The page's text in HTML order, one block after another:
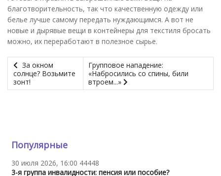
благотворительность, так что качественную одежду или
белье лучше самому передать нуждающимся. А вот не
новые и дырявые вещи в контейнеры для текстиля бросать
можно, их переработают в полезное сырье.
За окном
солнце? Возьмите
зонт!
Групповое нападение:
«Набросились со спины, били
втроем...»
Популярные
30 июля 2026, 16:00 44448
3-я группа инвалидности: пенсия или пособие?